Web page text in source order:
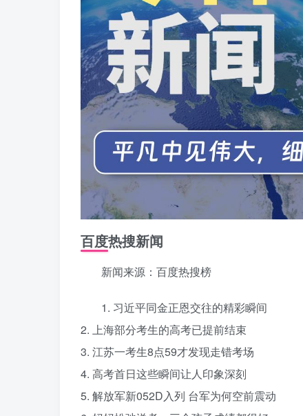
百度热搜新闻
新闻来源：百度热搜榜
1. 习近平同金正恩交往的精彩瞬间
2. 上海部分考生的高考已提前结束
3. 江苏一考生8点59才发现走错考场
4. 高考首日这些瞬间让人印象深刻
5. 解放军新052D入列 台军为何空前震动